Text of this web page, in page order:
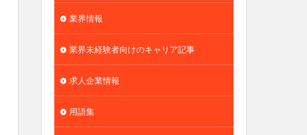
業界情報
業界未経験者向けのキャリア記事
求人企業情報
用語集